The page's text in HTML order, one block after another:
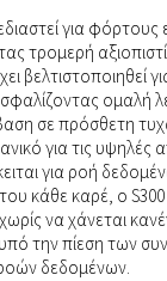
για
τρομερή
βελτιστοποιηθεί
ομαλή
σε πρόσθετη
για τις υψηλές
για ροή
κάθε καρέ, ο S300
να χάνεται
την πίεση των
δεδομένων.